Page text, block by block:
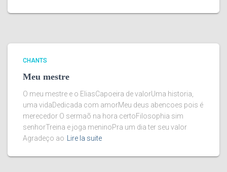
CHANTS
Meu mestre
O meu mestre e o EliasCapoeira de valorUma historia,
uma vidaDedicada com amorMeu deus abencoes pois é
merecedor O sermaõ na hora certoFilosophia sim
senhorTreina e joga meninoPra um dia ter seu valor
Agradeço ao
Lire la suite